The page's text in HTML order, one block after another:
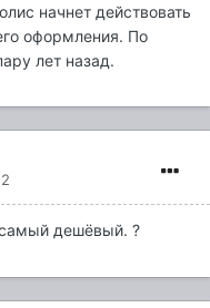
начнет действовать
оформления. По
лет назад.
дешёвый. ?